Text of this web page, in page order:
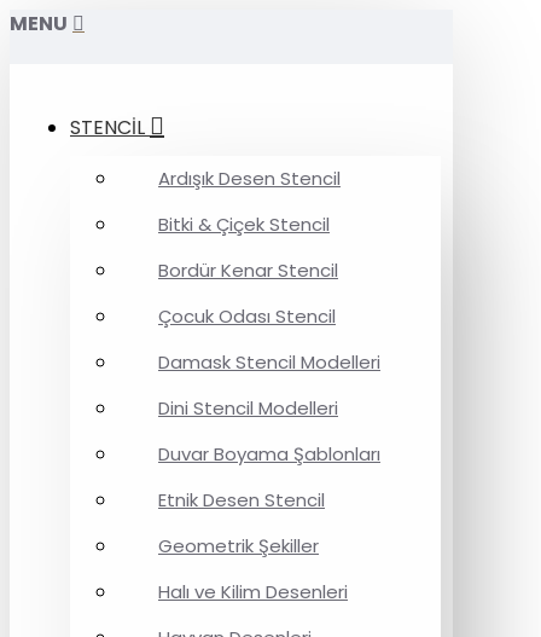
MENU
STENCİL
Ardışık Desen Stencil
Bitki & Çiçek Stencil
Bordür Kenar Stencil
Çocuk Odası Stencil
Damask Stencil Modelleri
Dini Stencil Modelleri
Duvar Boyama Şablonları
Etnik Desen Stencil
Geometrik Şekiller
Halı ve Kilim Desenleri